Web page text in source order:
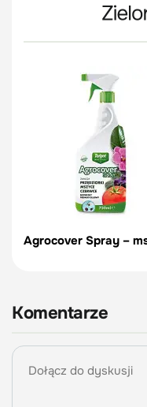
Agrocover Spray –
Komentarze